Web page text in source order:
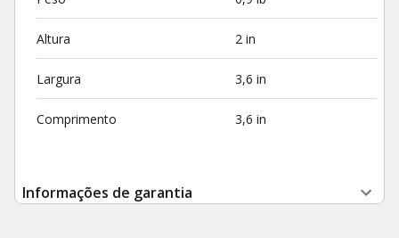
Altura 2 in
Largura 3,6 in
Comprimento 3,6 in
Informações de garantia